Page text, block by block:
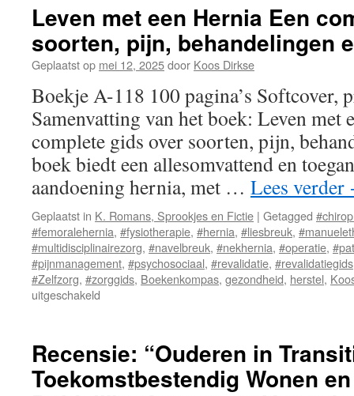
Leven met een Hernia Een
soorten, pijn, behandelingen
Geplaatst op mei 12, 2025door Koos Dirkse
Boekje A-118 100 pagina’s Softcover,
Samenvatting van het boek: Leven met
complete gids over soorten, pijn,
boek biedt een allesomvattend en
aandoening hernia, met … Lees verder
Geplaatst in K. Romans, Sprookjes en Fictie | Getagged
#femoralehernia, #fysiotherapie, #hernia, #liesbreuk,
#multidisciplinairezorg, #navelbreuk, #nekhernia, #operatie,
#pijnmanagement, #psychosociaal, #revalidatie, #revalidatiegids
#Zelfzorg, #zorggids, Boekenkompas, gezondheid, herstel,
uitgeschakeld
een
Hernia
Een
complete
Recensie: “Ouderen in
Toekomstbestendig Wonen